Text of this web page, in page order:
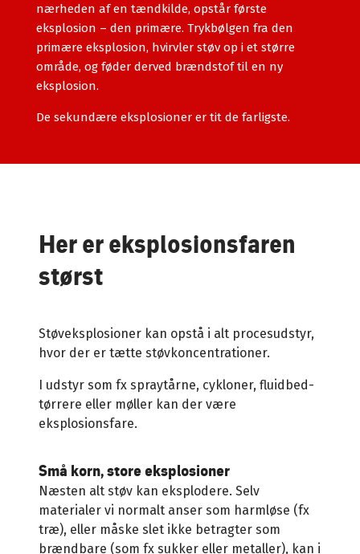
nærheden af en tændkilde, opstår første
eksplosion – den primære. Trykbølgen fra den
primære eksplosion, hvirvler støv op i et større
område, og føder derved brændstof til en ny
eksplosion.
De sekundære eksplosioner er tit de farligste.
Her er eksplosionsfaren
størst
Støveksplosioner kan opstå i alt procesudstyr,
hvor der er tætte støvkoncentrationer.
I udstyr som fx spraytårne, cykloner, fluidbed-
tørrere eller møller kan der være
eksplosionsfare.
Små korn, store eksplosioner
Næsten alt støv kan eksplodere. Selv
materialer vi normalt anser som harmløse (fx
træ), eller måske slet ikke betragter som
brændbare (som fx sukker eller metaller), kan i